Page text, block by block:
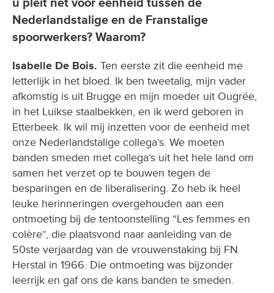
u pleit net voor eenheid tussen de
Nederlandstalige en de Franstalige
spoorwerkers? Waarom?
Isabelle De Bois. Ten eerste zit die eenheid me
letterlijk in het bloed. Ik ben tweetalig, mijn vader
afkomstig is uit Brugge en mijn moeder uit Ougrée,
in het Luikse staalbekken, en ik werd geboren in
Etterbeek. Ik wil mij inzetten voor de eenheid met
onze Nederlandstalige collega’s. We moeten
banden smeden met collega’s uit het hele land om
samen het verzet op te bouwen tegen de
besparingen en de liberalisering. Zo heb ik heel
leuke herinneringen overgehouden aan een
ontmoeting bij de tentoonstelling “Les femmes en
colère”, die plaatsvond naar aanleiding van de
50ste verjaardag van de vrouwenstaking bij FN
Herstal in 1966. Die ontmoeting was bijzonder
leerrijk en gaf ons de kans banden te smeden.